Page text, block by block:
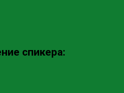
спикера: